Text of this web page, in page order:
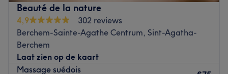
Beauté de la nature
4,9
302 reviews
Berchem-Sainte-Agathe Centrum, Sint-Agatha-
Berchem
Laat zien op de kaart
Massage suédois